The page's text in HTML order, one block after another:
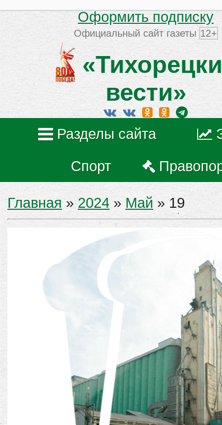
Оформить подписку
Официальный сайт газеты 12+
вести»
Разделы сайта
Спорт
Главная » 2024 » Май » 19